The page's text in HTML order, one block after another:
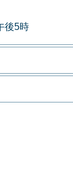
後5時